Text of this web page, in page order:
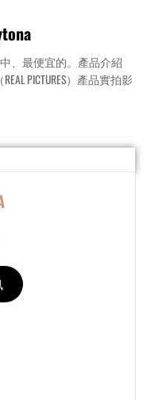
、最便宜的。產品介紹
REAL PICTURES）產品實拍影